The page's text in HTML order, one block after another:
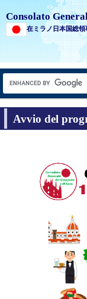
Consolato
在ミラノ日本国総領
Avvio del